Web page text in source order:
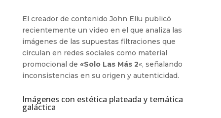
El creador de contenido John Eliu publicó
recientemente un video en el que analiza las
imágenes de las supuestas filtraciones que
circulan en redes sociales como material
promocional de «Solo Las Más 2«, señalando
inconsistencias en su origen y autenticidad.
Imágenes con estética plateada y temática
galáctica